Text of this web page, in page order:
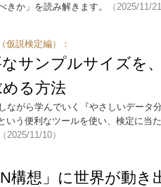
きか」を読み解きます。
（2025/11/
仮説検定編）：
サンプルサイズを
る方法
ながら学んでいく『やさしいデータ
いう便利なツールを使い、検定に当
（2025/11/10）
構想」に世界が動